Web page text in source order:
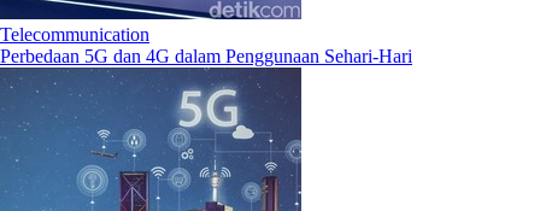
Telecommunication
Perbedaan 5G dan 4G dalam Penggunaan Sehari-Hari